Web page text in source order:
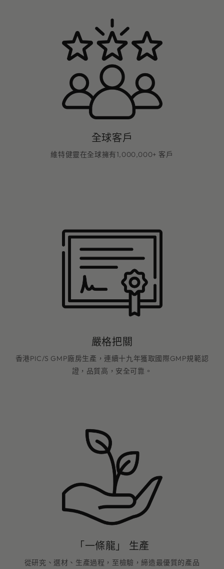
全球客戶
維特健靈在全球擁有1,000,000+ 客戶
嚴格把關
香港PIC/S GMP廠房生產，連續十九年獲取國際GMP規範認
證，品質高，安全可靠。
「一條龍」 生產
從研究、選材、生產過程，至檢驗，締造最優質的產品